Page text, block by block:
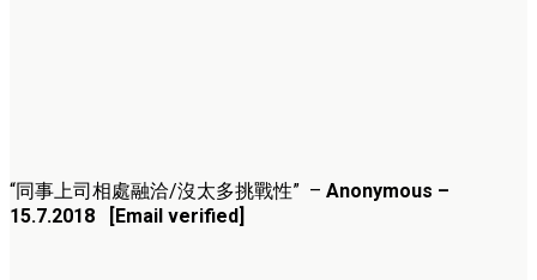
“同事上司相處融洽/沒太多挑戰性” – Anonymous –
15.7.2018 [Email verified]